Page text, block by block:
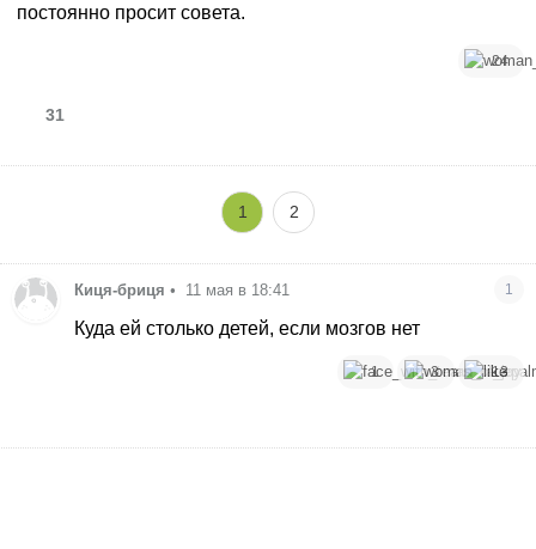
постоянно просит совета.
24
31
1 2
Киця-бриця • 11 мая в 18:41 1
Куда ей столько детей, если мозгов нет
1 3 13